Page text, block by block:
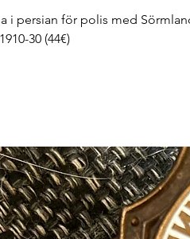
i persian för polis med
30 (44€)